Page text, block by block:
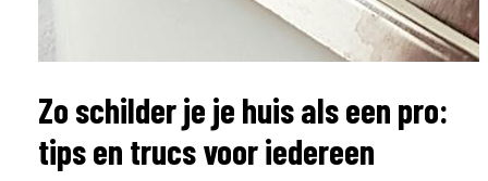
Zo schilder je je huis als een pro:
tips en trucs voor iedereen